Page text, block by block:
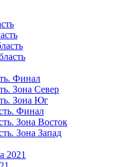
Финал
Зона Север
Зона Юг
Финал
Зона Восток
Зона Запад
2021